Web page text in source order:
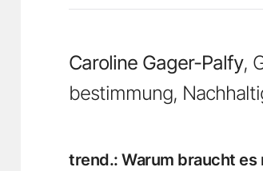
Caroline Gager-Palfy,
bestimmung,
trend.: Warum braucht